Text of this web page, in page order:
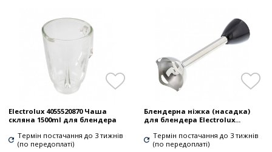
Electrolux 4055520870 Чаша
скляна 1500ml для блендера
Термін постачання до 3 тижнів
(по передоплаті)
Блендерна ніжка (насадка)
для блендера Electrolux...
Термін постачання до 3 тижнів
(по передоплаті)